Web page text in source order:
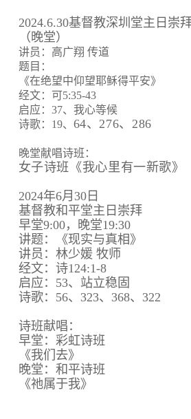
2024.6.30基督教深圳堂主日崇
（晚堂）
讲员：高广翔 传道
题目：
《在绝望中仰望耶稣得平安》
经文：可5:35-43
启应：37、我心等候
诗歌：19、 64、 276、 286
晚堂献唱诗班：
女子诗班《我心里有一新歌》
2024年6月30日
基督教和平堂主日崇拜
早堂9:00，晚堂19:30
讲题：《现实与真相》
讲员：林少媛 牧师
经文：诗124:1-8
启应：53、站立稳固
诗歌：56、323、368、322
诗班献唱：
早堂：彩虹诗班
《我们去》
晚堂：和平诗班
《祂属于我》